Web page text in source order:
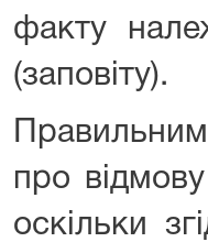
факту
(заповіту).
про
оскільки